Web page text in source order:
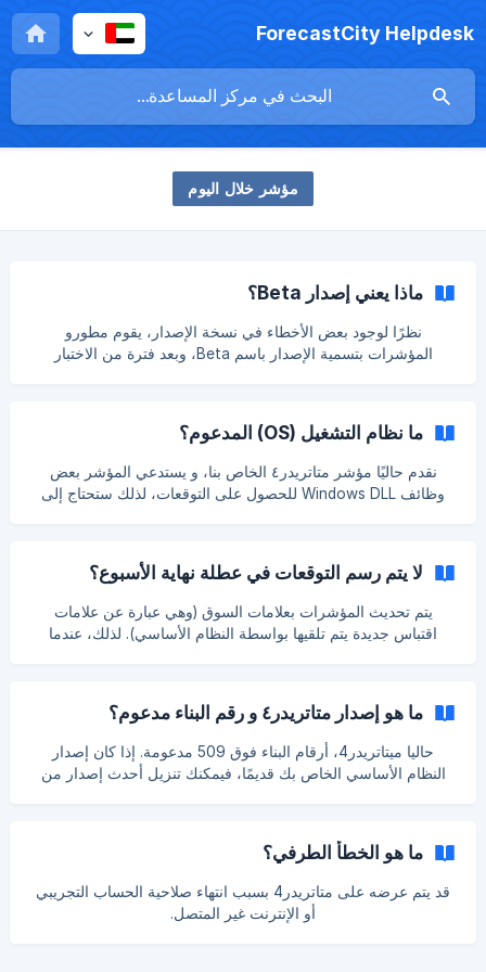
ForecastCity Helpdesk
مؤشر خلال الیوم
ماذا يعني إصدار Beta؟
نظرًا لوجود بعض الأخطاء في نسخة الإصدار، يقوم مطورو
المؤشرات بتسمية الإصدار باسم Beta، وبعد فترة من الاختبار
ما نظام التشغيل (OS) المدعوم؟
نقدم حاليًا مؤشر متاتریدر٤ الخاص بنا، و يستدعي المؤشر بعض
وظائف Windows DLL للحصول على التوقعات، لذلك ستحتاج إلى
لا يتم رسم التوقعات في عطلة نهاية الأسبوع؟
يتم تحديث المؤشرات بعلامات السوق (وهي عبارة عن علامات
اقتباس جديدة يتم تلقيها بواسطة النظام الأساسي). لذلك، عندما
الوقت نفسه، يمكنك إغلاق المنصة وتشغيلها مرة أخرى أو إعادة
تحميل الملف الشخصي الحالي.
ما هو إصدار متاتریدر٤ و رقم البناء مدعوم؟
حاليا ميتاتريدر4، أرقام البناء فوق 509 مدعومة. إذا كان إصدار
النظام الأساسي الخاص بك قديمًا، فيمكنك تنزيل أحدث إصدار من
ما هو الخطأ الطرفي؟
قد يتم عرضه على متاتریدر4 بسبب انتهاء صلاحية الحساب التجريبي
أو الإنترنت غير المتصل.